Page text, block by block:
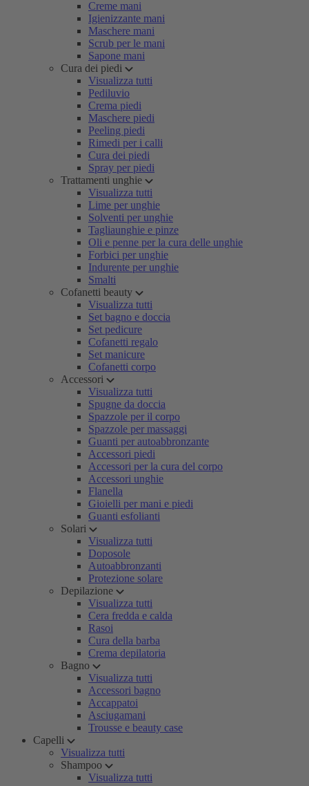
Creme mani
Igienizzante mani
Maschere mani
Scrub per le mani
Sapone mani
Cura dei piedi
Visualizza tutti
Pediluvio
Crema piedi
Maschere piedi
Peeling piedi
Rimedi per i calli
Cura dei piedi
Spray per piedi
Trattamenti unghie
Visualizza tutti
Lime per unghie
Solventi per unghie
Tagliaunghie e pinze
Oli e penne per la cura delle unghie
Forbici per unghie
Indurente per unghie
Smalti
Cofanetti beauty
Visualizza tutti
Set bagno e doccia
Set pedicure
Cofanetti regalo
Set manicure
Cofanetti corpo
Accessori
Visualizza tutti
Spugne da doccia
Spazzole per il corpo
Spazzole per massaggi
Guanti per autoabbronzante
Accessori piedi
Accessori per la cura del corpo
Accessori unghie
Flanella
Gioielli per mani e piedi
Guanti esfolianti
Solari
Visualizza tutti
Doposole
Autoabbronzanti
Protezione solare
Depilazione
Visualizza tutti
Cera fredda e calda
Rasoi
Cura della barba
Crema depilatoria
Bagno
Visualizza tutti
Accessori bagno
Accappatoi
Asciugamani
Trousse e beauty case
Capelli
Visualizza tutti
Shampoo
Visualizza tutti